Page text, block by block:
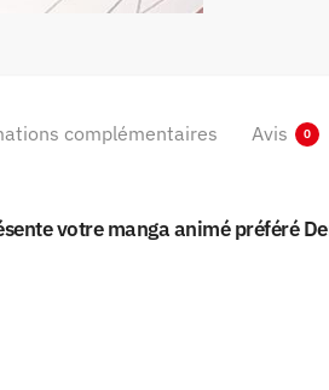
complémentaires Avis 0
votre manga animé préféré